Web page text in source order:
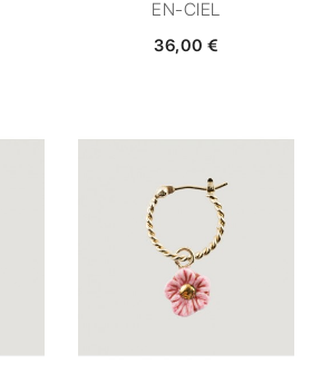
EN-CIEL
36,00 €